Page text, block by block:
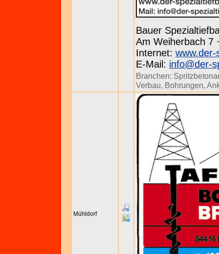
Bauer
Am Weiherbach 7
Internet: www.der-
E-Mail: info@der-
Branchen:
Verbau, Bohrungen,
Mühldorf